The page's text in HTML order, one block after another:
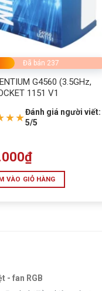
Đã bán 237
G4560 (3.5GHz,
1151 V1
Đánh giá người viết:
5/5
₫
VÀO GIỎ HÀNG
- fan RGB